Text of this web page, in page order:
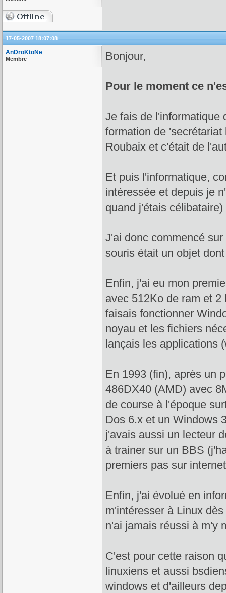
17-05-2007 18:07:08
AnDroKtoNe
Membre Bonjour,
Pour le moment ce
Je fais de l'informatique
formation de
Roubaix et c'était de
Et puis l'informatique,
intéressée et depuis je
quand j'étais
J'ai donc commencé
souris était un objet
Enfin, j'ai eu mon
avec 512Ko de ram et
faisais fonctionner
noyau et les fichiers
lançais les applications
En 1993 (fin), après un
486DX40 (AMD) avec
de course à l'époque
Dos 6.x et un Windows
j'avais aussi un lecteur
à trainer sur un BBS
premiers pas sur
Enfin, j'ai évolué en
m'intéresser à Linux
n'ai jamais réussi à m'y
C'est pour cette raison
linuxiens et aussi
windows et d'ailleurs